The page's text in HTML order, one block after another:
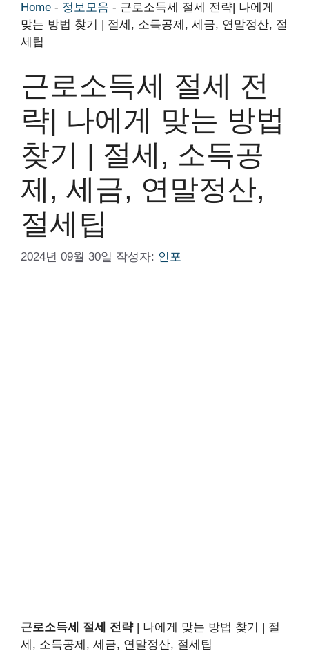
Home - 정보모음 - 근로소득세 절세 전략| 나에게
맞는 방법 찾기 | 절세, 소득공제, 세금, 연말정산, 절
세팁
근로소득세 절세 전
략| 나에게 맞는 방법
찾기 | 절세, 소득공
제, 세금, 연말정산,
절세팁
2024년 09월 30일 작성자: 인포
근로소득세 절세 전략| 나에게 맞는 방법 찾기 | 절
세, 소득공제, 세금, 연말정산, 절세팁